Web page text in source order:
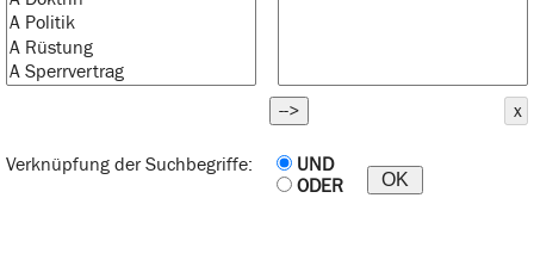
Verknüpfung der Suchbegriffe:
UND
ODER